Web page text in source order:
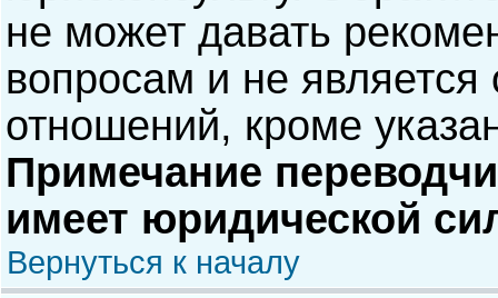
не может давать
вопросам и не
отношений, кроме
Примечание
имеет юридической
Вернуться к началу